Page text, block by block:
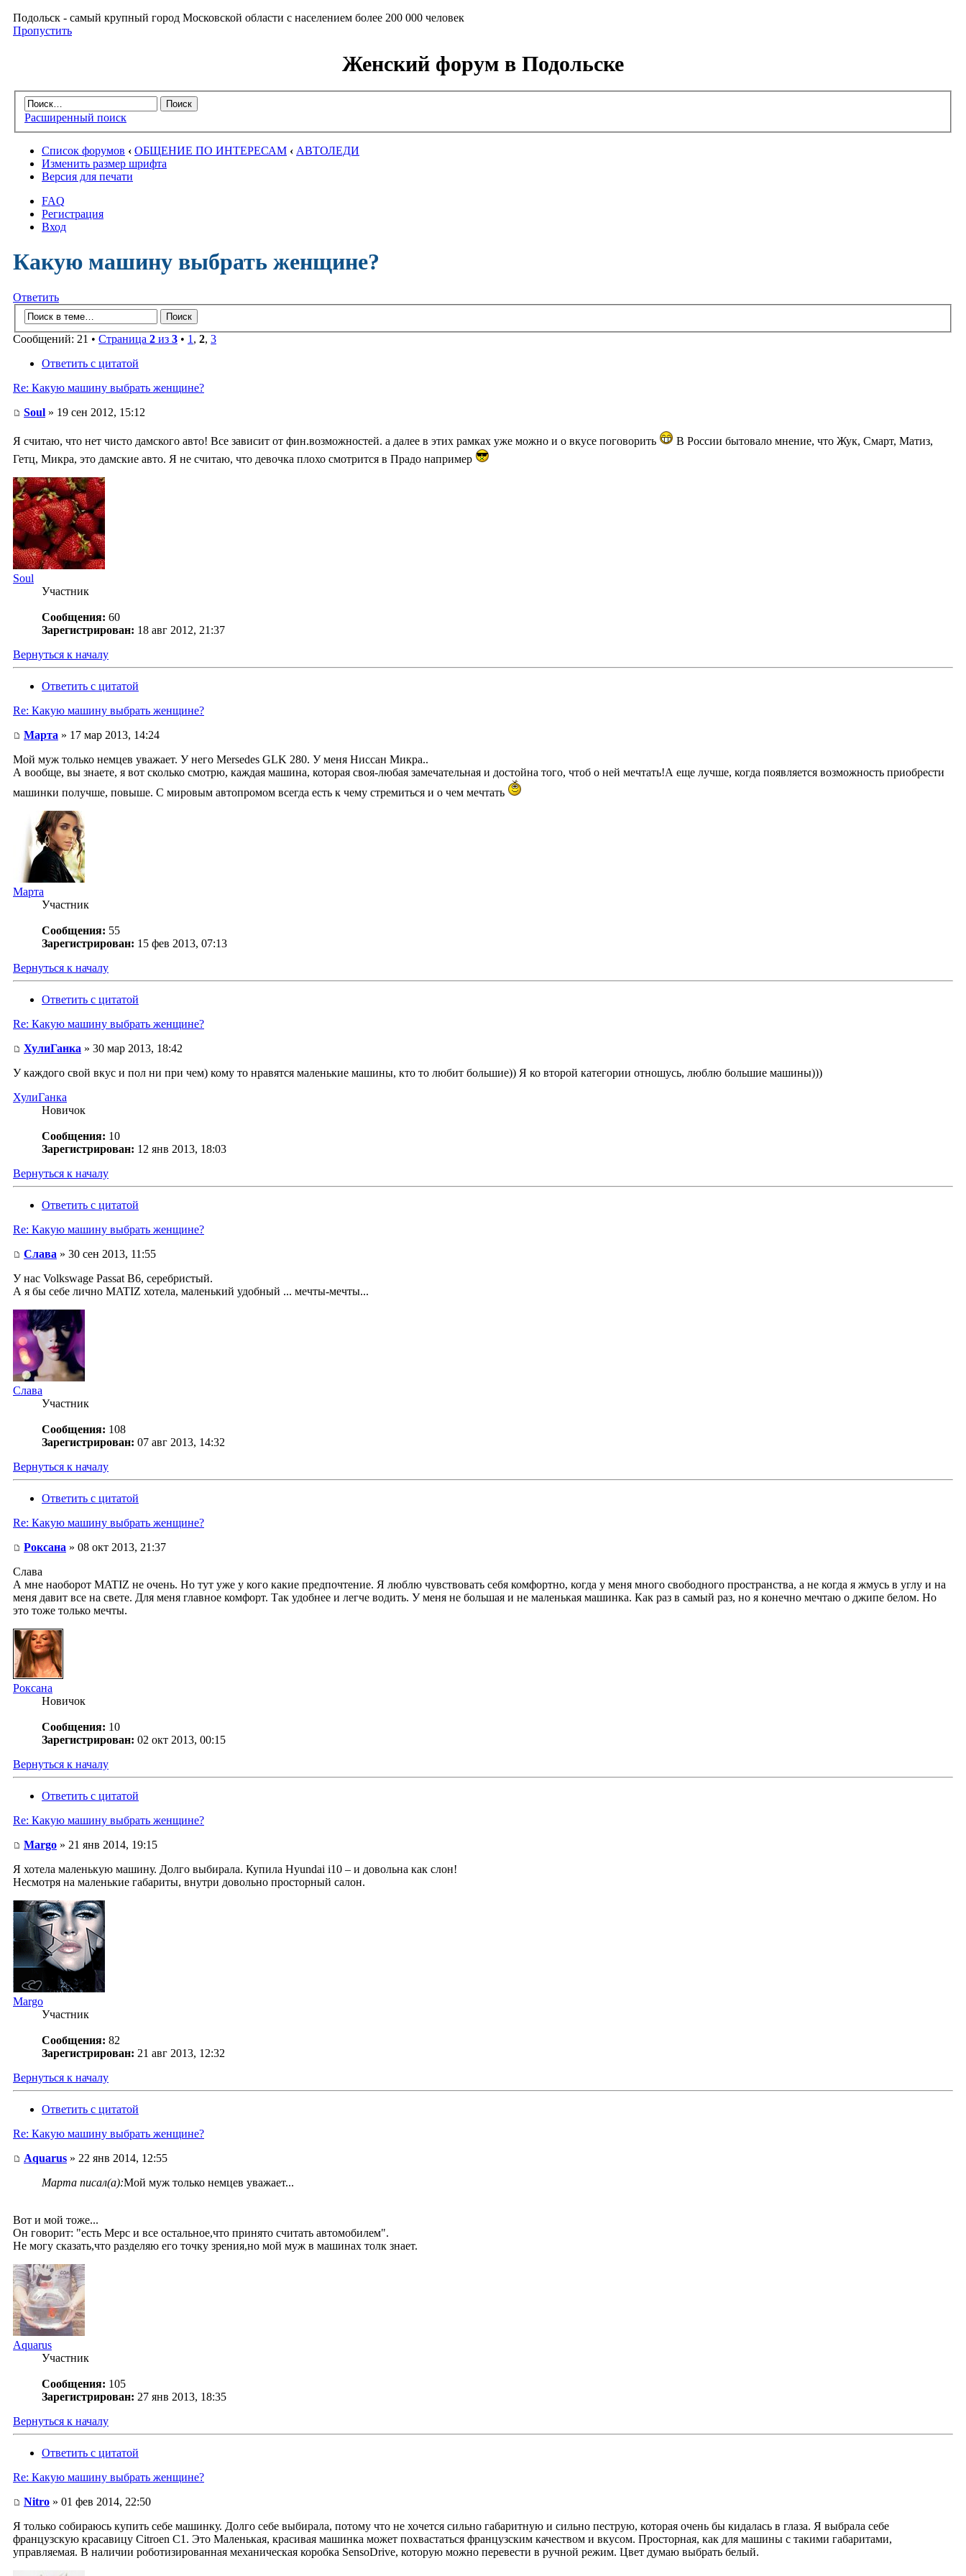
Подольск - самый крупный город Московской области с населением более 200 000 человек
Пропустить
Женский форум в Подольске
Расширенный поиск
Список форумов ‹ ОБЩЕНИЕ ПО ИНТЕРЕСАМ ‹ АВТОЛЕДИ
Изменить размер шрифта
Версия для печати
FAQ
Регистрация
Вход
Какую машину выбрать женщине?
Ответить
Сообщений: 21 • Страница 2 из 3 • 1 , 2, 3
Ответить с цитатой
Re: Какую машину выбрать женщине?
Soul » 19 сен 2012, 15:12
Я считаю, что нет чисто дамского авто! Все зависит от фин.возможностей. а далее в этих рамках уже можно и о вкусе поговорить
В России бытовало мнение, что Жук, Смарт, Матиз,
Гетц, Микра, это дамские авто. Я не считаю, что девочка плохо смотрится в Прадо например
Soul
Участник
Сообщения: 60
Зарегистрирован: 18 авг 2012, 21:37
Вернуться к началу
Ответить с цитатой
Re: Какую машину выбрать женщине?
Марта » 17 мар 2013, 14:24
Мой муж только немцев уважает. У него Mersedes GLK 280. У меня Ниссан Микра..
А вообще, вы знаете, я вот сколько смотрю, каждая машина, которая своя-любая замечательная и достойна того, чтоб о ней мечтать!А еще лучше, когда появляется возможность приобрести
машинки получше, повыше. С мировым автопромом всегда есть к чему стремиться и о чем мечтать
Марта
Участник
Сообщения: 55
Зарегистрирован: 15 фев 2013, 07:13
Вернуться к началу
Ответить с цитатой
Re: Какую машину выбрать женщине?
ХулиГанка » 30 мар 2013, 18:42
У каждого свой вкус и пол ни при чем) кому то нравятся маленькие машины, кто то любит большие)) Я ко второй категории отношусь, люблю большие машины)))
ХулиГанка
Новичок
Сообщения: 10
Зарегистрирован: 12 янв 2013, 18:03
Вернуться к началу
Ответить с цитатой
Re: Какую машину выбрать женщине?
Слава » 30 сен 2013, 11:55
У нас Volkswage Passat B6, серебристый.
А я бы себе лично MATIZ хотела, маленький удобный ... мечты-мечты...
Слава
Участник
Сообщения: 108
Зарегистрирован: 07 авг 2013, 14:32
Вернуться к началу
Ответить с цитатой
Re: Какую машину выбрать женщине?
Роксана » 08 окт 2013, 21:37
Слава
А мне наоборот MATIZ не очень. Но тут уже у кого какие предпочтение. Я люблю чувствовать себя комфортно, когда у меня много свободного пространства, а не когда я жмусь в углу и на
меня давит все на свете. Для меня главное комфорт. Так удобнее и легче водить. У меня не большая и не маленькая машинка. Как раз в самый раз, но я конечно мечтаю о джипе белом. Но
это тоже только мечты.
Роксана
Новичок
Сообщения: 10
Зарегистрирован: 02 окт 2013, 00:15
Вернуться к началу
Ответить с цитатой
Re: Какую машину выбрать женщине?
Margo » 21 янв 2014, 19:15
Я хотела маленькую машину. Долго выбирала. Купила Hyundai i10 – и довольна как слон!
Несмотря на маленькие габариты, внутри довольно просторный салон.
Margo
Участник
Сообщения: 82
Зарегистрирован: 21 авг 2013, 12:32
Вернуться к началу
Ответить с цитатой
Re: Какую машину выбрать женщине?
Aquarus » 22 янв 2014, 12:55
Марта писал(а):Мой муж только немцев уважает...
Вот и мой тоже...
Он говорит: "есть Мерс и все остальное,что принято считать автомобилем".
Не могу сказать,что разделяю его точку зрения,но мой муж в машинах толк знает.
Aquarus
Участник
Сообщения: 105
Зарегистрирован: 27 янв 2013, 18:35
Вернуться к началу
Ответить с цитатой
Re: Какую машину выбрать женщине?
Nitro » 01 фев 2014, 22:50
Я только собираюсь купить себе машинку. Долго себе выбирала, потому что не хочется сильно габаритную и сильно пеструю, которая очень бы кидалась в глаза. Я выбрала себе
французскую красавицу Citroen C1. Это Маленькая, красивая машинка может похвастаться французским качеством и вкусом. Просторная, как для машины с такими габаритами,
управляемая. В наличии роботизированная механическая коробка SensoDrive, которую можно перевести в ручной режим. Цвет думаю выбрать белый.